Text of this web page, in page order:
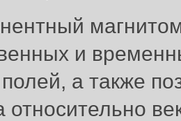
и
а также
относительно